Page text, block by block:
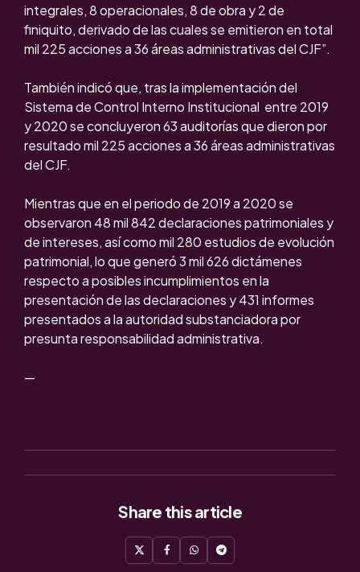
integrales, 8 operacionales, 8 de obra y 2 de
finiquito, derivado de las cuales se emitieron en total
mil 225 acciones a 36 áreas administrativas del CJF”.
También indicó que, tras la implementación del
Sistema de Control Interno Institucional entre 2019
y 2020 se concluyeron 63 auditorías que dieron por
resultado mil 225 acciones a 36 áreas administrativas
del CJF.
Mientras que en el periodo de 2019 a 2020 se
observaron 48 mil 842 declaraciones patrimoniales y
de intereses, así como mil 280 estudios de evolución
patrimonial, lo que generó 3 mil 626 dictámenes
respecto a posibles incumplimientos en la
presentación de las declaraciones y 431 informes
presentados a la autoridad substanciadora por
presunta responsabilidad administrativa.
—
Share this article